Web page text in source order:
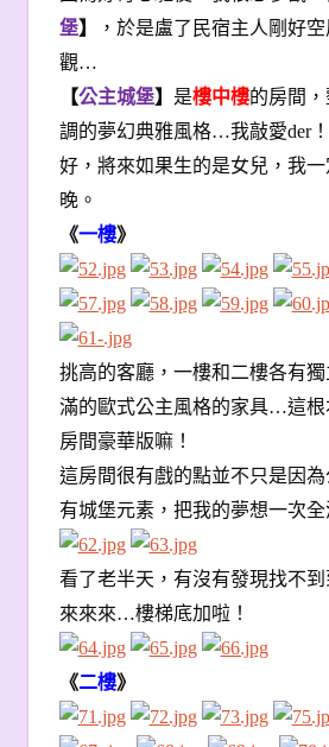
堡】
，於是盧了民宿主人剛好
觀…
【公主城堡】 是樓中樓的房間
調的夢幻典雅風格…我敲愛der
好，將來如果生的是女兒，我
晚。
《一樓》
挑高的客廳，一樓和二樓各有
滿的歐式公主風格的家具…這根
房間豪華版嘛！
這房間很有戲的點並不只是因
有城堡元素，把我的夢想一次
看了老半天，有沒有發現找不到
來來來…樓梯底加啦！
《二樓》